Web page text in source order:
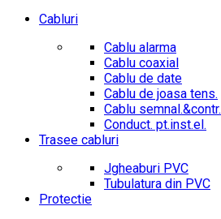
Cabluri
Cablu alarma
Cablu coaxial
Cablu de date
Cablu de joasa tens.
Cablu semnal.&contr.
Conduct. pt.inst.el.
Trasee cabluri
Jgheaburi PVC
Tubulatura din PVC
Protectie